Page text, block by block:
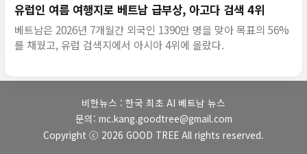
유럽인 여름 여행지로 베트남 급부상, 아고다 검색 4위
베트남은 2026년 7개월간 외국인 1390만 명을 맞아 목표의 56%
를 채웠고, 유럽 검색지에서 아시아 4위에 올랐다.
비한뉴스 : 한국 최초 AI 베트남 뉴스
문의: mc.kang.goodtree@gmail.com
Copyright ⓒ 2026 GOOD TREE All rights reserved.